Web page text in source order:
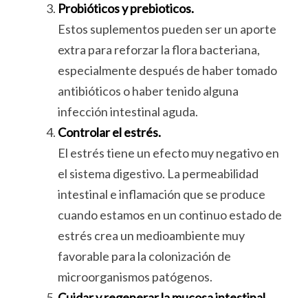
Probióticos y prebioticos.
Estos suplementos pueden ser un aporte
extra para reforzar la flora bacteriana,
especialmente después de haber tomado
antibióticos o haber tenido alguna
infección intestinal aguda.
Controlar el estrés.
El estrés tiene un efecto muy negativo en
el sistema digestivo. La permeabilidad
intestinal e inflamación que se produce
cuando estamos en un continuo estado de
estrés crea un medioambiente muy
favorable para la colonización de
microorganismos patógenos.